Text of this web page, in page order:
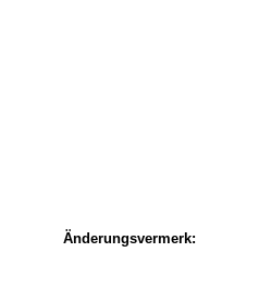
Änderungsvermerk: